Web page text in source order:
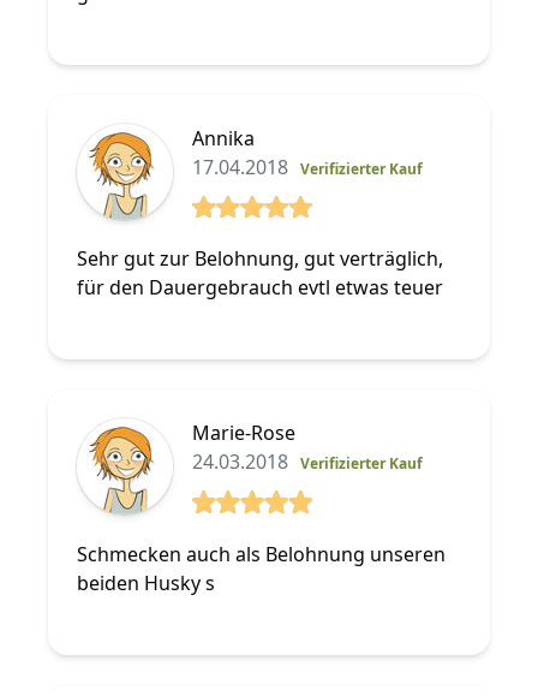
Annika
17.04.2018 Verifizierter Kauf
Sehr gut zur Belohnung, gut verträglich,
für den Dauergebrauch evtl etwas teuer
Marie-Rose
24.03.2018 Verifizierter Kauf
Schmecken auch als Belohnung unseren
beiden Husky s